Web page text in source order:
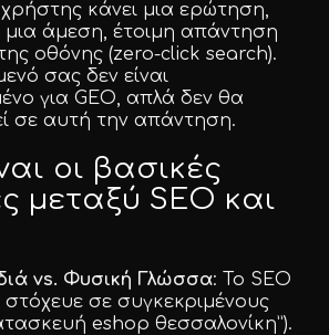
κάνει μια ερώτηση,
μια άμεση, έτοιμη απάντηση
οθόνης (zero-click search).
σας δεν είναι
για GEO, απλά δεν θα
σε αυτή την απάντηση.
οι βασικές
μεταξύ SEO και
vs. Φυσική Γλώσσα: Το SEO
σε συγκεκριμένους
eshop θεσσαλονίκη”).
16-20, ΘΕΣΣΑΛΟΝΊΚΗ 54248